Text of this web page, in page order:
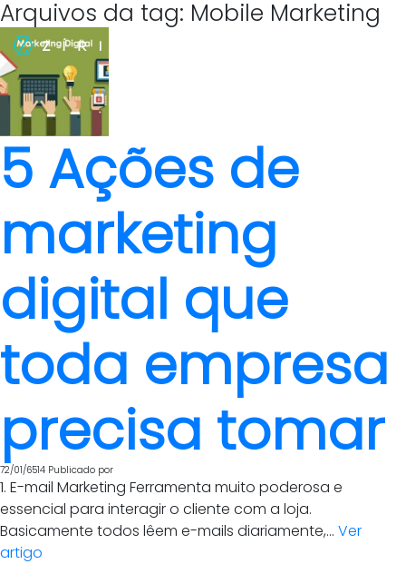
Arquivos da tag: Mobile Marketing
5 Ações de
marketing
digital que
toda empresa
precisa tomar
72/01/6514 Publicado por
1. E-mail Marketing Ferramenta muito poderosa e
essencial para interagir o cliente com a loja.
Basicamente todos lêem e-mails diariamente,... Ver
artigo